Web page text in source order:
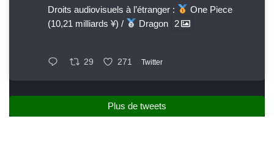
Droits audiovisuels à l’étranger :
One Piece
(10,21 milliards ¥) /
Dragon 2
29 271 Twitter
Plus de tweets